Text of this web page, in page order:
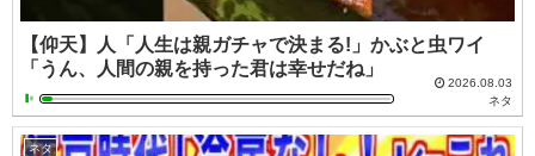
【仰天】人「人生は親ガチャで決まる!」かぶと虫ワイ
「うん、人間の親を持った君は幸せだね」
2026.08.03
ネタ
ネタ